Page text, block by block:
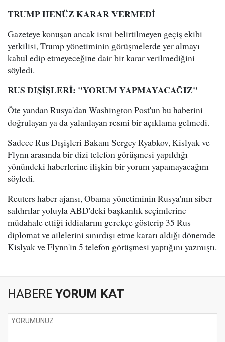
TRUMP HENÜZ KARAR VERMEDİ
Gazeteye konuşan ancak ismi belirtilmeyen geçiş ekibi
yetkilisi, Trump yönetiminin görüşmelerde yer almayı
kabul edip etmeyeceğine dair bir karar verilmediğini
söyledi.
RUS DIŞİŞLERİ: "YORUM YAPMAYACAĞIZ"
Öte yandan Rusya'dan Washington Post'un bu haberini
doğrulayan ya da yalanlayan resmi bir açıklama gelmedi.
Sadece Rus Dışişleri Bakanı Sergey Ryabkov, Kislyak ve
Flynn arasında bir dizi telefon görüşmesi yapıldığı
yönündeki haberlerine ilişkin bir yorum yapamayacağını
söyledi.
Reuters haber ajansı, Obama yönetiminin Rusya'nın siber
saldırılar yoluyla ABD'deki başkanlık seçimlerine
müdahale ettiği iddialarını gerekçe gösterip 35 Rus
diplomat ve ailelerini sınırdışı etme kararı aldığı dönemde
Kislyak ve Flynn'in 5 telefon görüşmesi yaptığını yazmıştı.
HABERE YORUM KAT